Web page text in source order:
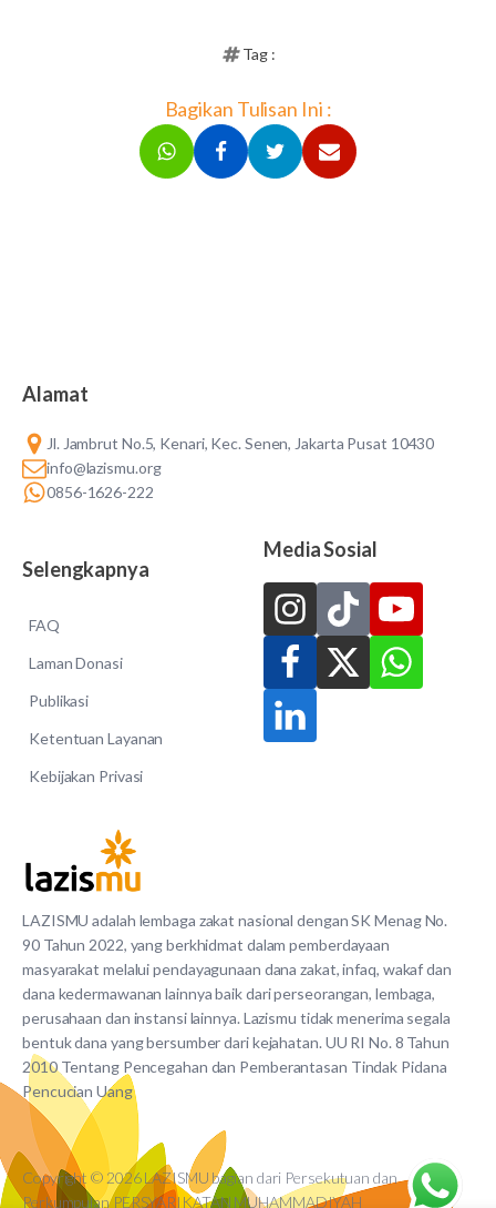
Tag :
Bagikan Tulisan Ini :
LAZISMU adalah lembaga zakat nasional dengan SK Menag No.
90 Tahun 2022, yang berkhidmat dalam pemberdayaan
masyarakat melalui pendayagunaan dana zakat, infaq, wakaf dan
dana kedermawanan lainnya baik dari perseorangan, lembaga,
perusahaan dan instansi lainnya. Lazismu tidak menerima segala
bentuk dana yang bersumber dari kejahatan. UU RI No. 8 Tahun
2010 Tentang Pencegahan dan Pemberantasan Tindak Pidana
Pencucian Uang
Alamat
Jl. Jambrut No.5, Kenari, Kec. Senen, Jakarta Pusat 10430
info@lazismu.org
0856-1626-222
Selengkapnya
FAQ
Laman Donasi
Publikasi
Ketentuan Layanan
Kebijakan Privasi
Media Sosial
Copyright © 2026 LAZISMU bagian dari Persekutuan dan
Perkumpulan PERSYARIKATAN MUHAMMADIYAH